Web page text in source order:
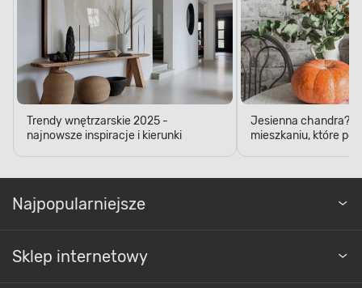
Trendy wnętrzarskie 2025 -
najnowsze inspiracje i kierunki
Jesienna chandra?
mieszkaniu, które
Najpopularniejsze
Sklep internetowy